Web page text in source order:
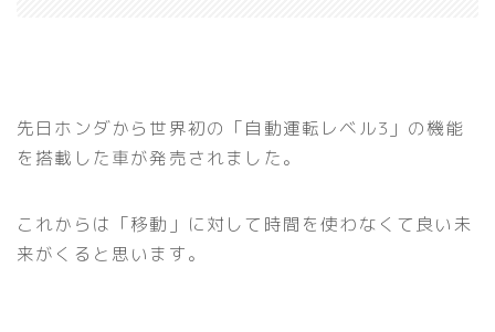
先日ホンダから世界初の「自動運転レベル3」の機能
を搭載した車が発売されました。
これからは「移動」に対して時間を使わなくて良い未
来がくると思います。